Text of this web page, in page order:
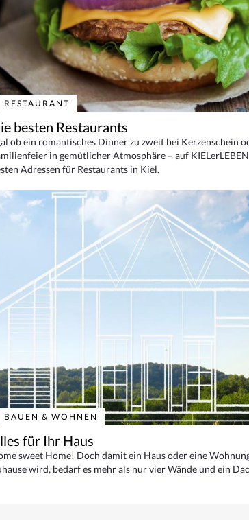
RESTAURANT
besten Restaurants
ob ein romantisches Dinner zu zweit bei Kerzenschein
in gemütlicher Atmosphäre – auf
Adressen für Restaurants in Kiel.
BAUEN & WOHNEN
für Ihr Haus
sweet Home! Doch damit ein Haus oder eine
wird, bedarf es mehr als nur vier Wände und ein